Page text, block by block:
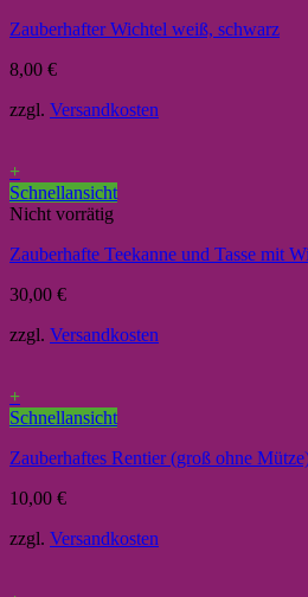
Zauberhafter Wichtel weiß, schwarz
8,00 €
zzgl. Versandkosten
+
Schnellansicht
Nicht vorrätig
Zauberhafte Teekanne und Tasse mit
30,00 €
zzgl. Versandkosten
+
Schnellansicht
Zauberhaftes Rentier (groß ohne
10,00 €
zzgl. Versandkosten